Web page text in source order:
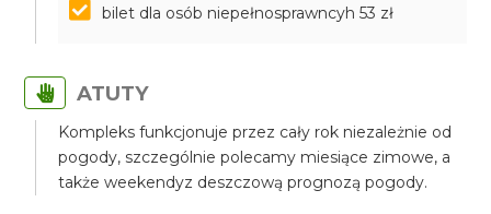
bilet dla osób niepełnosprawncyh 53 zł
ATUTY
Kompleks funkcjonuje przez cały rok niezależnie od
pogody, szczególnie polecamy miesiące zimowe, a
także weekendyz deszczową prognozą pogody.